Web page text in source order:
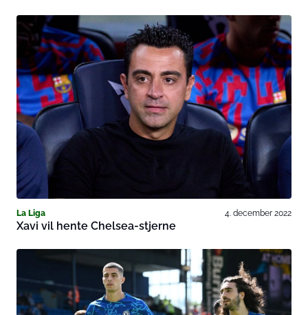
La Liga 4. december 2022
Xavi vil hente Chelsea-stjerne